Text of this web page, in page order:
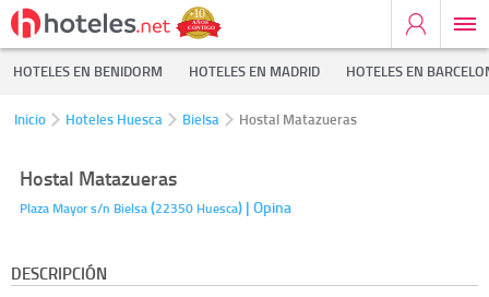
HOTELES EN BENIDORM HOTELES EN MADRID HOTELES EN
Inicio Hoteles Huesca Bielsa Hostal Matazueras
Hostal Matazueras
Plaza Mayor s/n Bielsa(22350 Huesca) | Opina
DESCRIPCIÓN